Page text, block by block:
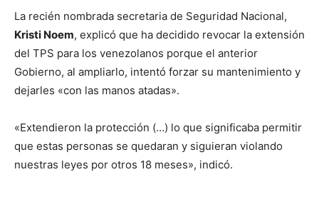
La recién nombrada secretaria de Seguridad Nacional,
Kristi Noem, explicó que ha decidido revocar la extensión
del TPS para los venezolanos porque el anterior
Gobierno, al ampliarlo, intentó forzar su mantenimiento y
dejarles «con las manos atadas».
«Extendieron la protección (…) lo que significaba permitir
que estas personas se quedaran y siguieran violando
nuestras leyes por otros 18 meses», indicó.